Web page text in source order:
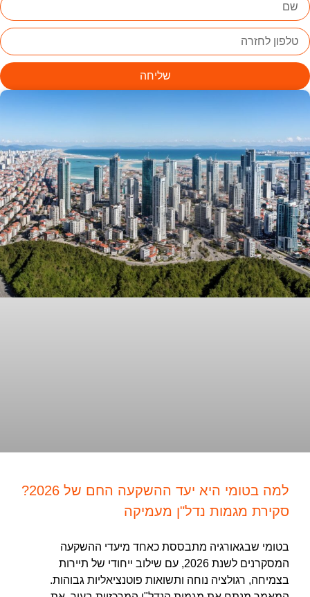
שליחה
למה בטומי היא יעד ההשקעה החם של 2026?
סקירת מגמות נדל"ן מעמיקה
בטומי שבגאורגיה מתבססת כאחד מיעדי ההשקעה
המסקרנים לשנת 2026, עם שילוב ייחודי של תיירות
בצמיחה, רגולציה נוחה ותשואות פוטנציאליות גבוהות.